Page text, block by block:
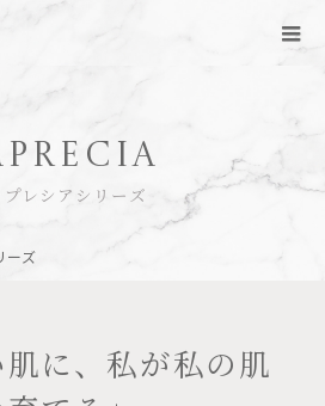
プレシアシリーズ
ーズ
肌に、私が私の肌